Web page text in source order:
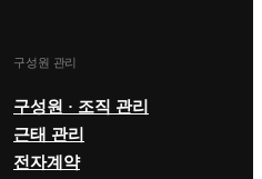
구성원 관리
구성원 · 조직 관리
근태 관리
전자계약